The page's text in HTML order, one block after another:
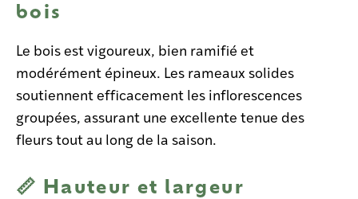
bois
Le bois est vigoureux, bien ramifié et
modérément épineux. Les rameaux solides
soutiennent efficacement les inflorescences
groupées, assurant une excellente tenue des
fleurs tout au long de la saison.
📏 Hauteur et largeur